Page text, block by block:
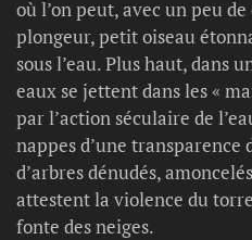
où l’on peut, avec un peu
plongeur, petit oiseau
sous l’eau. Plus haut, dans
eaux se jettent dans les «
par l’action séculaire de
nappes d’une transparence
d’arbres dénudés,
attestent la violence du
fonte des neiges.